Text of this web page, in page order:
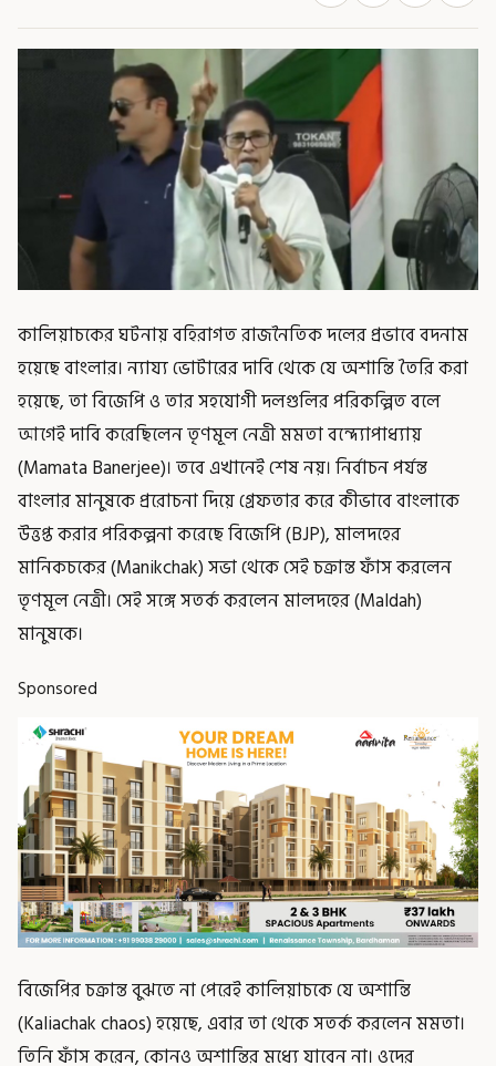
কালিয়াচকের ঘটনায় বহিরাগত রাজনৈতিক দলের প্রভাবে বদনাম
হয়েছে বাংলার। ন্যায্য ভোটারের দাবি থেকে যে অশান্তি তৈরি করা
হয়েছে, তা বিজেপি ও তার সহযোগী দলগুলির পরিকল্পিত বলে
আগেই দাবি করেছিলেন তৃণমূল নেত্রী মমতা বন্দ্যোপাধ্যায়
(Mamata Banerjee)। তবে এখানেই শেষ নয়। নির্বাচন পর্যন্ত
বাংলার মানুষকে প্ররোচনা দিয়ে গ্রেফতার করে কীভাবে বাংলাকে
উত্তপ্ত করার পরিকল্পনা করেছে বিজেপি (BJP), মালদহের
মানিকচকের (Manikchak) সভা থেকে সেই চক্রান্ত ফাঁস করলেন
তৃণমূল নেত্রী। সেই সঙ্গে সতর্ক করলেন মালদহের (Maldah)
মানুষকে।
Sponsored
বিজেপির চক্রান্ত বুঝতে না পেরেই কালিয়াচকে যে অশান্তি
(Kaliachak chaos) হয়েছে, এবার তা থেকে সতর্ক করলেন মমতা।
তিনি ফাঁস করেন, কোনও অশান্তির মধ্যে যাবেন না। ওদের